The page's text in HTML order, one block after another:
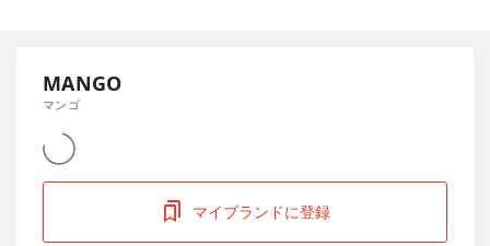
MANGO
マンゴ
マイブランドに登録